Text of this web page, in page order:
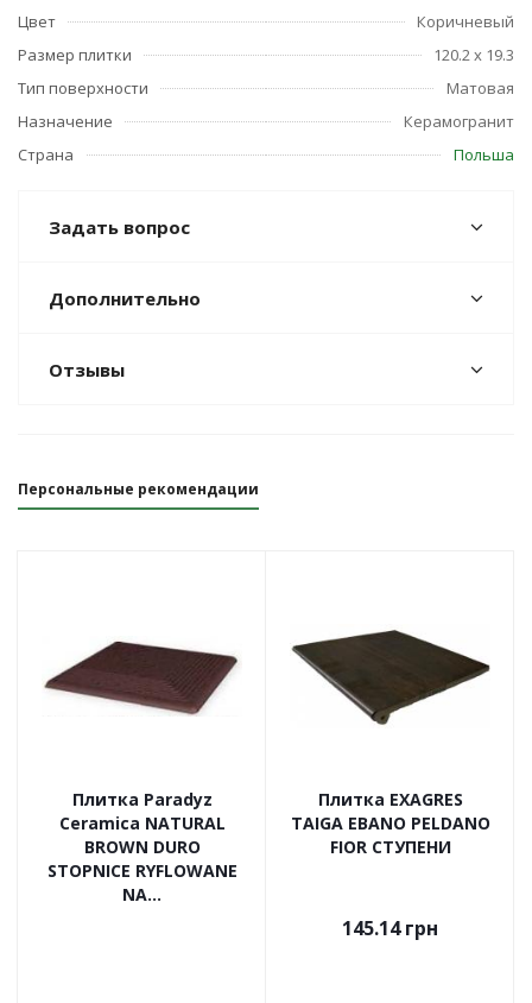
Цвет
Коричневый
Размер плитки
120.2 x 19.3
Тип поверхности
Матовая
Назначение
Керамогранит
Страна
Польша
Задать вопрос
Дополнительно
Отзывы
Персональные рекомендации
Плитка Paradyz
Ceramica NATURAL
BROWN DURO
STOPNICE RYFLOWANE
NA...
Плитка EXAGRES
TAIGA EBANO PELDANO
FIOR СТУПЕНИ
145.14грн